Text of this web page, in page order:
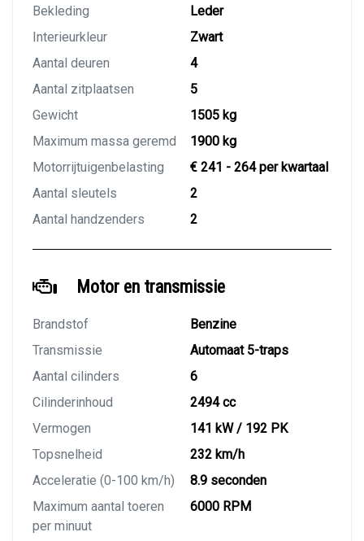
Bekleding
Leder
Interieurkleur
Zwart
Aantal deuren
4
Aantal zitplaatsen
5
Gewicht
1505 kg
Maximum massa geremd
1900 kg
Motorrijtuigenbelasting
€ 241 - 264 per kwartaal
Aantal sleutels
2
Aantal handzenders
2
Motor en transmissie
Brandstof
Benzine
Transmissie
Automaat 5-traps
Aantal cilinders
6
Cilinderinhoud
2494 cc
Vermogen
141 kW / 192 PK
Topsnelheid
232 km/h
Acceleratie (0-100 km/h)
8.9 seconden
Maximum aantal toeren
per minuut
6000 RPM